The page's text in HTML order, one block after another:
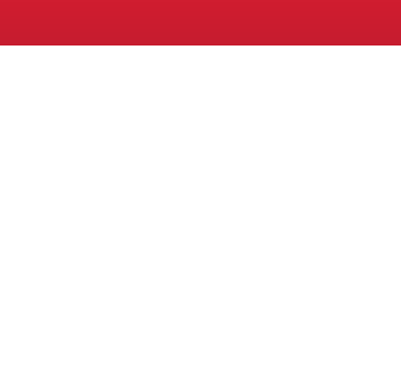
Locataire-propriétaire